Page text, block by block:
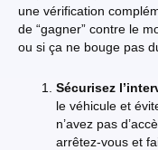
une vérification
de “gagner” contre le
ou si ça ne bouge pas
Sécurisez
le véhicule et
n’avez pas
arrêtez-vous et